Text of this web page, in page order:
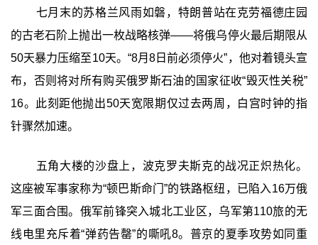
七月末的苏格兰风雨如磐，特朗普站在克劳福德庄园
的古老石阶上抛出一枚战略核弹——将俄乌停火最后期限从
50天暴力压缩至10天。“8月8日前必须停火”，他对着镜头宣
布，否则将对所有购买俄罗斯石油的国家征收“毁灭性关税”
16。此刻距他抛出50天宽限期仅过去两周，白宫时钟的指
针骤然加速。
五角大楼的沙盘上，波克罗夫斯克的战况正炽热化。
这座被军事家称为“顿巴斯命门”的铁路枢纽，已陷入16万俄
军三面合围。俄军前锋突入城北工业区，乌军第110旅的无
线电里充斥着“弹药告罄”的嘶吼8。普京的夏季攻势如同重